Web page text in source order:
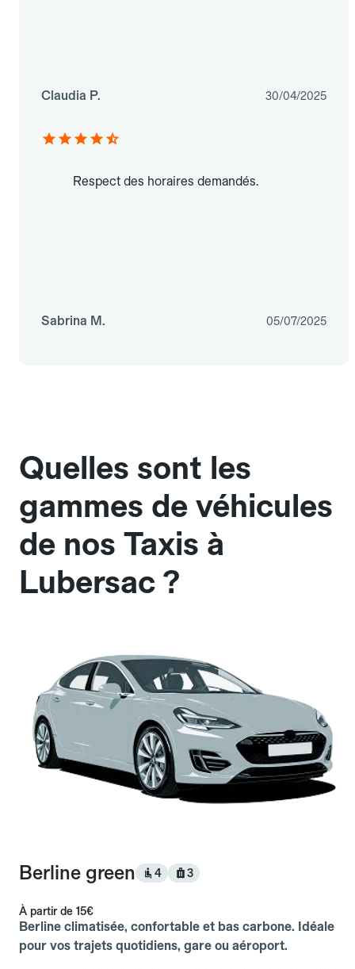
Claudia P. 30/04/2025
Respect des horaires demandés.
Sabrina M. 05/07/2025
Quelles sont les
gammes de véhicules
de nos Taxis à
Lubersac ?
Berline green 4 3
À partir de 15€
Berline climatisée, confortable et bas carbone. Idéale
pour vos trajets quotidiens, gare ou aéroport.